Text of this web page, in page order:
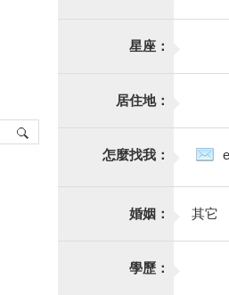
星座：
居住地：
怎麼找我：
婚姻： 其它
學歷：